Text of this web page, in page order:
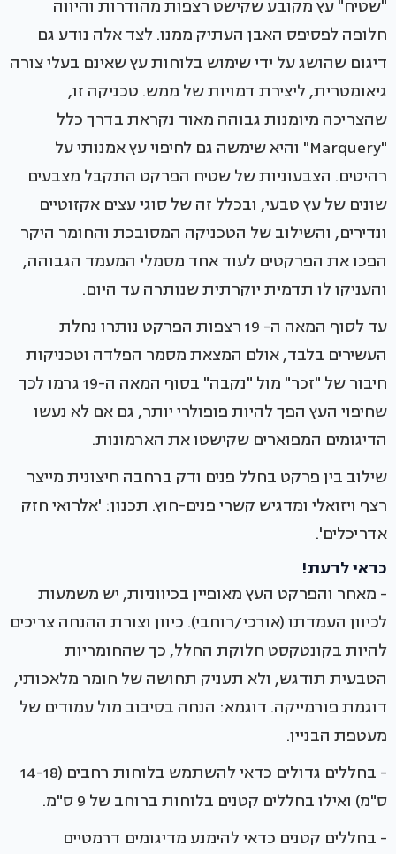
"שטיח" עץ מקובע שקישט רצפות מהודרות והיווה
חלופה לפסיפס האבן העתיק ממנו. לצד אלה נודע גם
דיגום שהושג על ידי שימוש בלוחות עץ שאינם בעלי צורה
גיאומטרית, ליצירת דמויות של ממש. טכניקה זו,
שהצריכה מיומנות גבוהה מאוד נקראת בדרך כלל
"Marquery" והיא שימשה גם לחיפוי עץ אמנותי על
רהיטים. הצבעוניות של שטיח הפרקט התקבל מצבעים
שונים של עץ טבעי, ובכלל זה של סוגי עצים אקזוטיים
ונדירים, והשילוב של הטכניקה המסובכת והחומר היקר
הפכו את הפרקטים לעוד אחד מסמלי המעמד הגבוהה,
והעניקו לו תדמית יוקרתית שנותרה עד היום.
עד לסוף המאה ה- 19 רצפות הפרקט נותרו נחלת
העשירים בלבד, אולם המצאת מסמר הפלדה וטכניקות
חיבור של "זכר" מול "נקבה" בסוף המאה ה-19 גרמו לכך
שחיפוי העץ הפך להיות פופולרי יותר, גם אם לא נעשו
הדיגומים המפוארים שקישטו את הארמונות.
שילוב בין פרקט בחלל פנים ודק ברחבה חיצונית מייצר
רצף ויזואלי ומדגיש קשרי פנים-חוץ. תכנון: 'אלרואי חזק
אדריכלים'.
כדאי לדעת!
- מאחר והפרקט העץ מאופיין בכיווניות, יש משמעות
לכיוון העמדתו (אורכי/רוחבי). כיוון וצורת ההנחה צריכים
להיות בקונטקסט חלוקת החלל, כך שהחומריות
הטבעית תודגש, ולא תעניק תחושה של חומר מלאכותי,
דוגמת פורמייקה. דוגמא: הנחה בסיבוב מול עמודים של
מעטפת הבניין.
- בחללים גדולים כדאי להשתמש בלוחות רחבים (14-18
ס"מ) ואילו בחללים קטנים בלוחות ברוחב של 9 ס"מ.
- בחללים קטנים כדאי להימנע מדיגומים דרמטיים